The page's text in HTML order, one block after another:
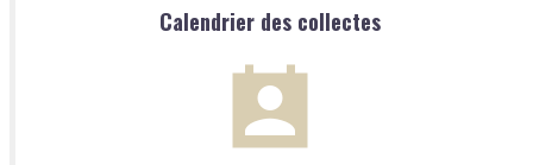
Calendrier des collectes